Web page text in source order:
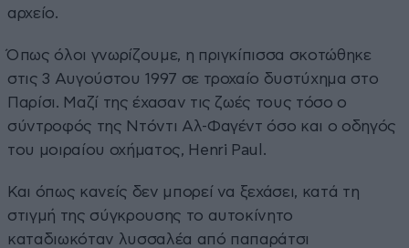
αρχείο.
Όπως όλοι γνωρίζουμε, η πριγκίπισσα σκοτώθηκε
στις 3 Αυγούστου 1997 σε τροχαίο δυστύχημα στο
Παρίσι. Μαζί της έχασαν τις ζωές τους τόσο ο
σύντροφός της Ντόντι Αλ-Φαγέντ όσο και ο οδηγός
του μοιραίου οχήματος, Henri Paul.
Και όπως κανείς δεν μπορεί να ξεχάσει, κατά τη
στιγμή της σύγκρουσης το αυτοκίνητο
καταδιωκόταν λυσσαλέα από παπαράτσι